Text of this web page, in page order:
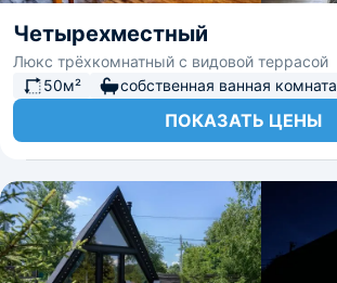
Четырехместный
Люкс трёхкомнатный с видовой террасой
50м²
собственная ванная комната
ПОКАЗАТЬ ЦЕНЫ